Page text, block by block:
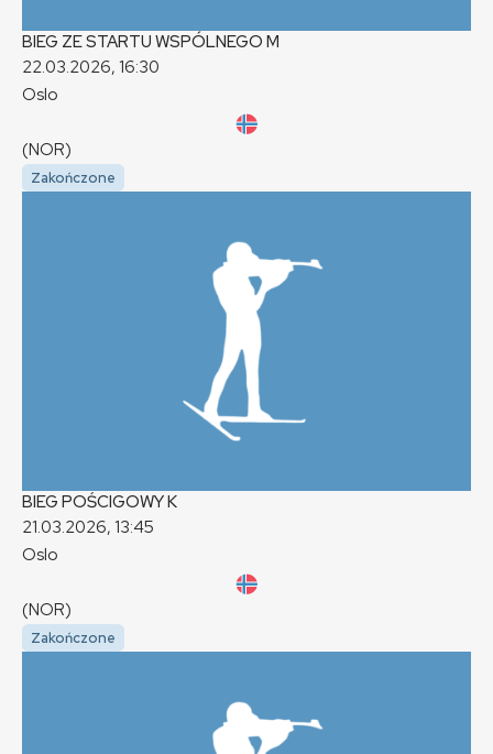
BIEG ZE STARTU WSPÓLNEGO M
22.03.2026, 16:30
Oslo
(NOR)
Zakończone
BIEG POŚCIGOWYK
21.03.2026, 13:45
Oslo
(NOR)
Zakończone